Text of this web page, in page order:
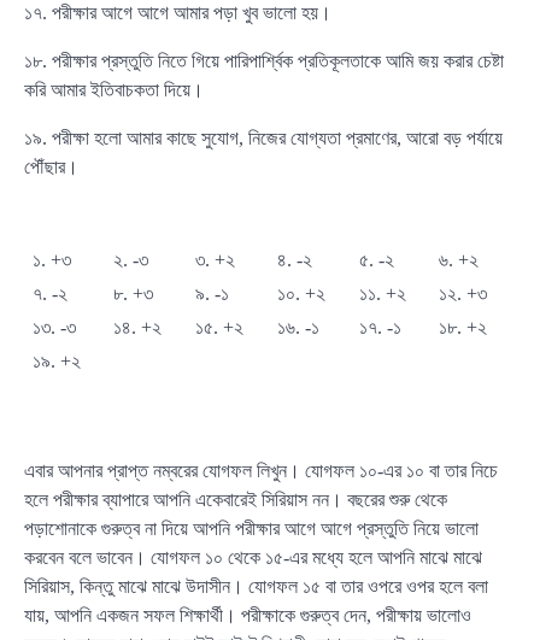
১৭. পরীক্ষার আগে আগে আমার পড়া খুব ভালো হয়।
১৮. পরীক্ষার প্রস্তুতি নিতে গিয়ে পারিপার্শ্বিক প্রতিকূলতাকে আমি জয় করার চেষ্টা
করি আমার ইতিবাচকতা দিয়ে।
১৯. পরীক্ষা হলো আমার কাছে সুযোগ, নিজের যোগ্যতা প্রমাণের, আরো বড় পর্যায়ে
পৌঁছার।
১. +৩ ২. -৩ ৩. +২ ৪. -২ ৫. -২
৬. +২
৭. -২
৮. +৩ ৯. -১ ১০. +২ ১১. +২
১২. +৩
১৩. -৩
১৪. +২ ১৫. +২ ১৬. -১ ১৭. -১
১৮. +২
১৯. +২
এবার আপনার প্রাপ্ত নম্বরের যোগফল লিখুন। যোগফল ১০-এর ১০ বা তার নিচে
হলে পরীক্ষার ব্যাপারে আপনি একেবারেই সিরিয়াস নন। বছরের শুরু থেকে
পড়াশোনাকে গুরুত্ব না দিয়ে আপনি পরীক্ষার আগে আগে প্রস্তুতি নিয়ে ভালো
করবেন বলে ভাবেন। যোগফল ১০ থেকে ১৫-এর মধ্যে হলে আপনি মাঝে মাঝে
সিরিয়াস, কিন্তু মাঝে মাঝে উদাসীন। যোগফল ১৫ বা তার ওপরে ওপর হলে বলা
যায়, আপনি একজন সফল শিক্ষার্থী। পরীক্ষাকে গুরুত্ব দেন, পরীক্ষায় ভালোও